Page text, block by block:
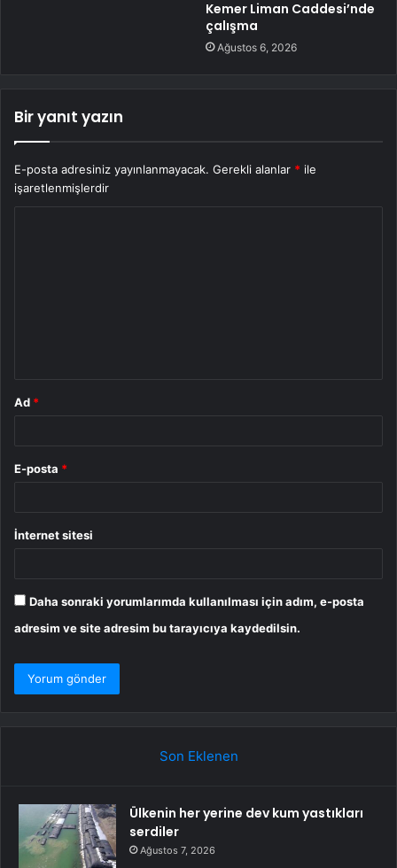
Kemer Liman Caddesi’nde
çalışma
Ağustos 6, 2026
Bir yanıt yazın
E-posta adresiniz yayınlanmayacak. Gerekli alanlar * ile
işaretlenmişlerdir
Ad *
E-posta *
İnternet sitesi
Daha sonraki yorumlarımda kullanılması için adım, e-posta
adresim ve site adresim bu tarayıcıya kaydedilsin.
Son Eklenen
Ülkenin her yerine dev kum yastıkları
serdiler
Ağustos 7, 2026